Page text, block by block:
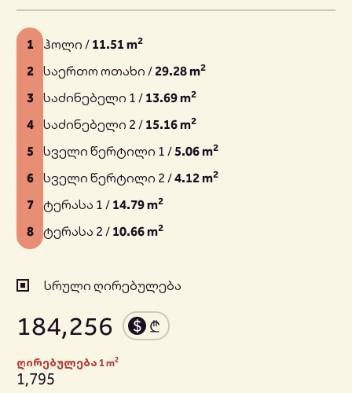
1 ჰოლი / 11.51 m2
2 საერთო ოთახი / 29.28 m2
3 საძინებელი 1 / 13.69 m2
4 საძინებელი 2 / 15.16 m2
5 სველი წერტილი 1 /5.06 m2
6 სველი წერტილი 2 /4.12 m2
7 ტერასა 1 / 14.79 m2
8 ტერასა 2 / 10.66 m2
სრული ღირებულება
184,256
ღირებულება 1 m2
1,795